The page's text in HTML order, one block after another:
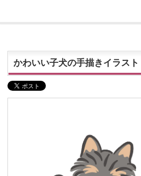
かわいい子犬の手描きイラスト